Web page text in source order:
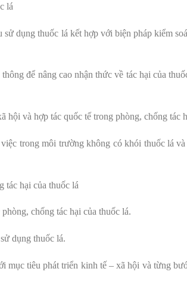
lá
dụng thuốc lá kết hợp với biện pháp kiểm
để nâng cao nhận thức về tác hại của
và hợp tác quốc tế trong phòng, chống tác
trong môi trường không có khói thuốc lá
tác hại của thuốc lá
chống tác hại của thuốc lá.
dụng thuốc lá.
mục tiêu phát triển kinh tế – xã hội và từng